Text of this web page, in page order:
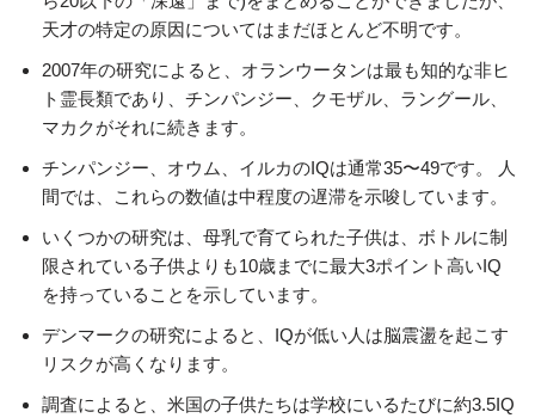
天才の特定の原因についてはまだほとんど不明です。
2007年の研究によると、オランウータンは最も知的な非ヒ
ト霊長類であり、チンパンジー、クモザル、ラングール、
マカクがそれに続きます。
チンパンジー、オウム、イルカのIQは通常35〜49です。 人
間では、これらの数値は中程度の遅滞を示唆しています。
いくつかの研究は、母乳で育てられた子供は、ボトルに制
限されている子供よりも10歳までに最大3ポイント高いIQ
を持っていることを示しています。
デンマークの研究によると、IQが低い人は脳震盪を起こす
リスクが高くなります。
調査によると、米国の子供たちは学校にいるたびに約3.5IQ